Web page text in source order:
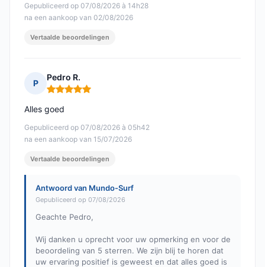
Gepubliceerd op 07/08/2026 à 14h28
na een aankoop van 02/08/2026
Vertaalde beoordelingen
P
Pedro R.
Opmerking: 5 van 5
Gepubliceerd op 07/08/2026 à 05h42
na een aankoop van 15/07/2026
Alles goed
Vertaalde beoordelingen
Antwoord van Mundo-Surf
Gepubliceerd op 07/08/2026
Geachte Pedro,
Wij danken u oprecht voor uw opmerking en voor de
beoordeling van 5 sterren. We zijn blij te horen dat
uw ervaring positief is geweest en dat alles goed is